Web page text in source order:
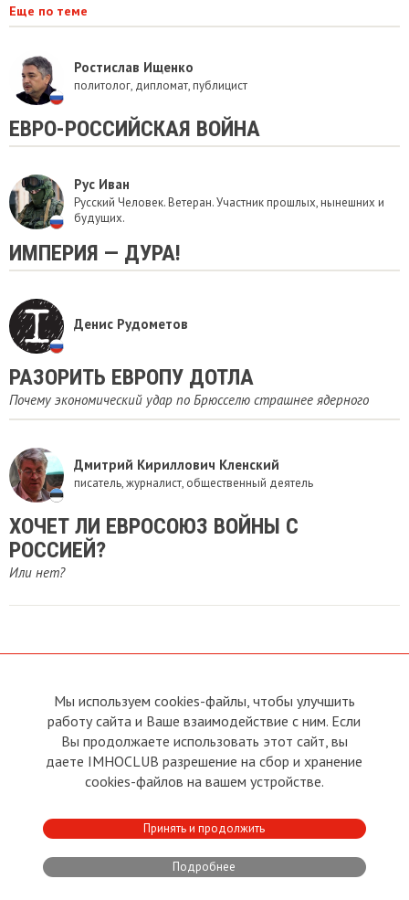
Еще по теме
Ростислав Ищенко
политолог, дипломат, публицист
​ЕВРО-РОССИЙСКАЯ ВОЙНА
Рус Иван
Русский Человек. Ветеран. Участник прошлых, нынешних и
будущих.
ИМПЕРИЯ — ДУРА!
Денис Рудометов
РАЗОРИТЬ ЕВРОПУ ДОТЛА
Почему экономический удар по Брюсселю страшнее ядерного
Дмитрий Кириллович Кленский
писатель, журналист, общественный деятель
ХОЧЕТ ЛИ ЕВРОСОЮЗ ВОЙНЫ С
РОССИЕЙ?
Или нет?
О сайте
Условия пользования
Политика конфиденциальности
Прямая связь с
Председателем
Прямая связь c членами клуба
Реклама
Контакты
Developed by:CRA
Club
Мы используем cookies-файлы, чтобы улучшить
работу сайта и Ваше взаимодействие с ним. Если
Вы продолжаете использовать этот сайт, вы
даете IMHOCLUB разрешение на сбор и хранение
cookies-файлов на вашем устройстве.
Принять и продолжить
Подробнее